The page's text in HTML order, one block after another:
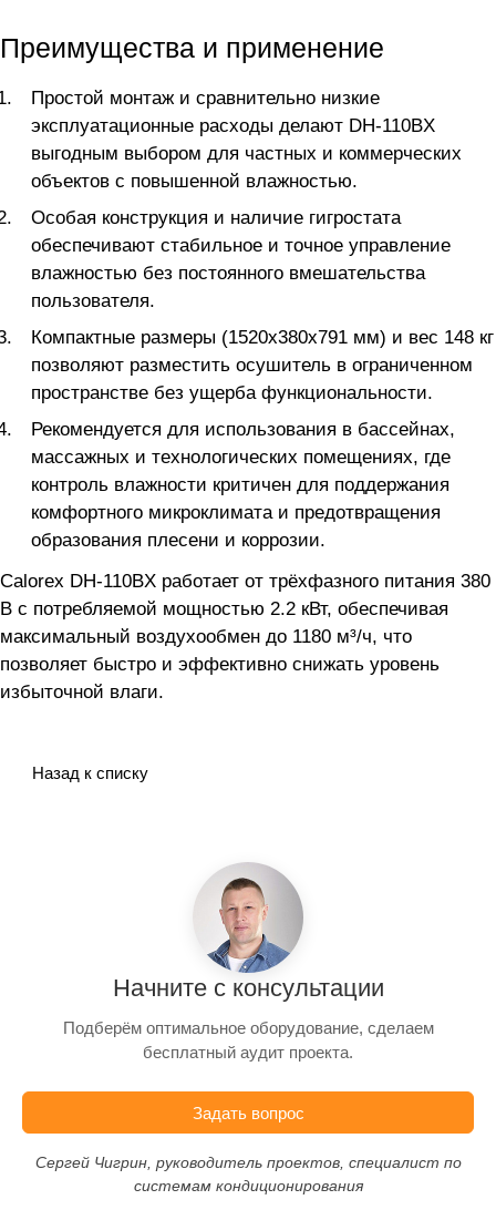
Преимущества и применение
Простой монтаж и сравнительно низкие
эксплуатационные расходы делают DH-110BX
выгодным выбором для частных и коммерческих
объектов с повышенной влажностью.
Особая конструкция и наличие гигростата
обеспечивают стабильное и точное управление
влажностью без постоянного вмешательства
пользователя.
Компактные размеры (1520х380х791 мм) и вес 148 кг
позволяют разместить осушитель в ограниченном
пространстве без ущерба функциональности.
Рекомендуется для использования в бассейнах,
массажных и технологических помещениях, где
контроль влажности критичен для поддержания
комфортного микроклимата и предотвращения
образования плесени и коррозии.
Calorex DH-110BX работает от трёхфазного питания 380
В с потребляемой мощностью 2.2 кВт, обеспечивая
максимальный воздухообмен до 1180 м³/ч, что
позволяет быстро и эффективно снижать уровень
избыточной влаги.
Назад к списку
Начните с консультации
Подберём оптимальное оборудование, сделаем
бесплатный аудит проекта.
Задать вопрос
Сергей Чигрин, руководитель проектов, специалист по
системам кондиционирования